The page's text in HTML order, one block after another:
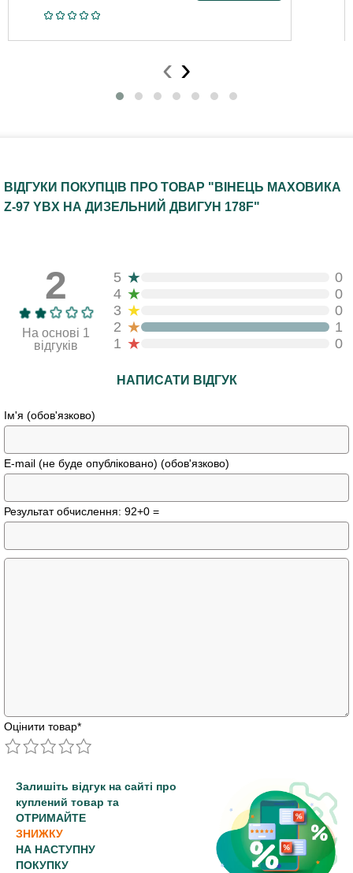
‹ ›
ВІДГУКИ ПОКУПЦІВ ПРО ТОВАР "ВІНЕЦЬ МАХОВИКА
Z-97 YBX НА ДИЗЕЛЬНИЙ ДВИГУН 178F"
2
На основі 1
відгуків
5 ★
0
4 ★
0
3 ★
0
2 ★
1
1 ★ 0
НАПИСАТИ ВІДГУК
Ім'я (обов'язково)
E-mail (не буде опубліковано) (обов'язково)
Результат обчислення: 92+0 =
Оцінити товар*
Залишіть відгук на сайті про
куплений товар та
ОТРИМАЙТЕ
ЗНИЖКУ
НА НАСТУПНУ
ПОКУПКУ